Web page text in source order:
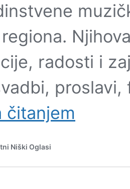
radosti i
čitanjem
Niški Oglasi